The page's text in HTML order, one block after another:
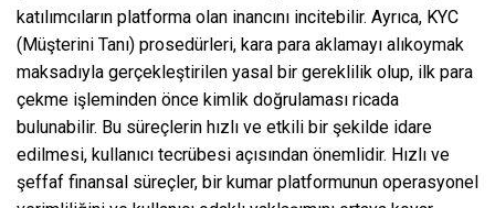
katılımcıların platforma olan inancını incitebilir. Ayrıca, KYC
(Müşterini Tanı) prosedürleri, kara para aklamayı alıkoymak
maksadıyla gerçekleştirilen yasal bir gereklilik olup, ilk para
çekme işleminden önce kimlik doğrulaması ricada
bulunabilir. Bu süreçlerin hızlı ve etkili bir şekilde idare
edilmesi, kullanıcı tecrübesi açısından önemlidir. Hızlı ve
şeffaf finansal süreçler, bir kumar platformunun operasyonel